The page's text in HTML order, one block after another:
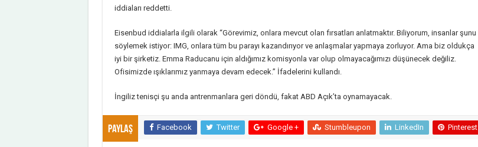
iddiaları reddetti.
Eisenbud iddialarla ilgili olarak “Görevimiz, onlara mevcut olan fırsatları anlatmaktır. Biliyorum, insanlar şunu
söylemek istiyor: IMG, onlara tüm bu parayı kazandırıyor ve anlaşmalar yapmaya zorluyor. Ama biz oldukça
iyi bir şirketiz. Emma Raducanu için aldığımız komisyonla var olup olmayacağımızı düşünecek değiliz.
Ofisimizde ışıklarımız yanmaya devam edecek.” İfadelerini kullandı.
İngiliz tenisçi şu anda antrenmanlara geri döndü, fakat ABD Açık’ta oynamayacak.
Paylaş Facebook Twitter Google + Stumbleupon LinkedIn Pinterest